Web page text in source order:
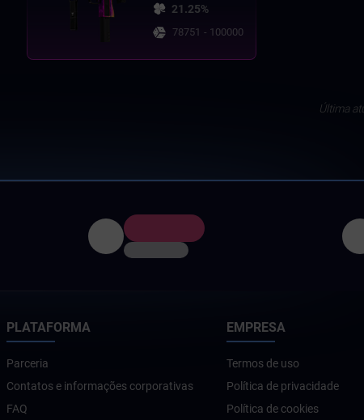
21.25%
78751 - 100000
Última
PLATAFORMA
Parceria
Contatos e informações corporativas
FAQ
EMPRESA
Termos de uso
Política de privacidade
Política de cookies